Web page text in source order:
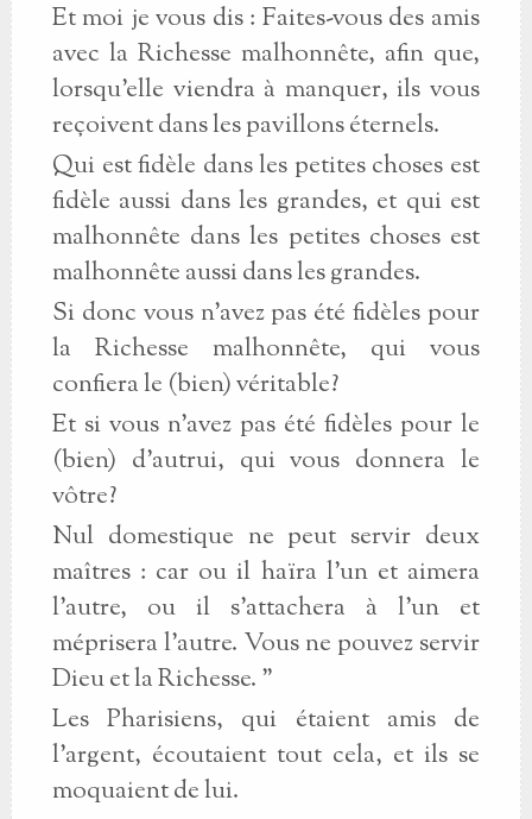
Et moi je vous dis : Faites-vous des amis
avec la Richesse malhonnête, afin que,
lorsqu'elle viendra à manquer, ils vous
reçoivent dans les pavillons éternels.
Qui est fidèle dans les petites choses est
fidèle aussi dans les grandes, et qui est
malhonnête dans les petites choses est
malhonnête aussi dans les grandes.
Si donc vous n'avez pas été fidèles pour
la Richesse malhonnête, qui vous
confiera le (bien) véritable?
Et si vous n'avez pas été fidèles pour le
(bien) d'autrui, qui vous donnera le
vôtre?
Nul domestique ne peut servir deux
maîtres : car ou il haïra l'un et aimera
l'autre, ou il s'attachera à l'un et
méprisera l'autre. Vous ne pouvez servir
Dieu et la Richesse. "
Les Pharisiens, qui étaient amis de
l'argent, écoutaient tout cela, et ils se
moquaient de lui.